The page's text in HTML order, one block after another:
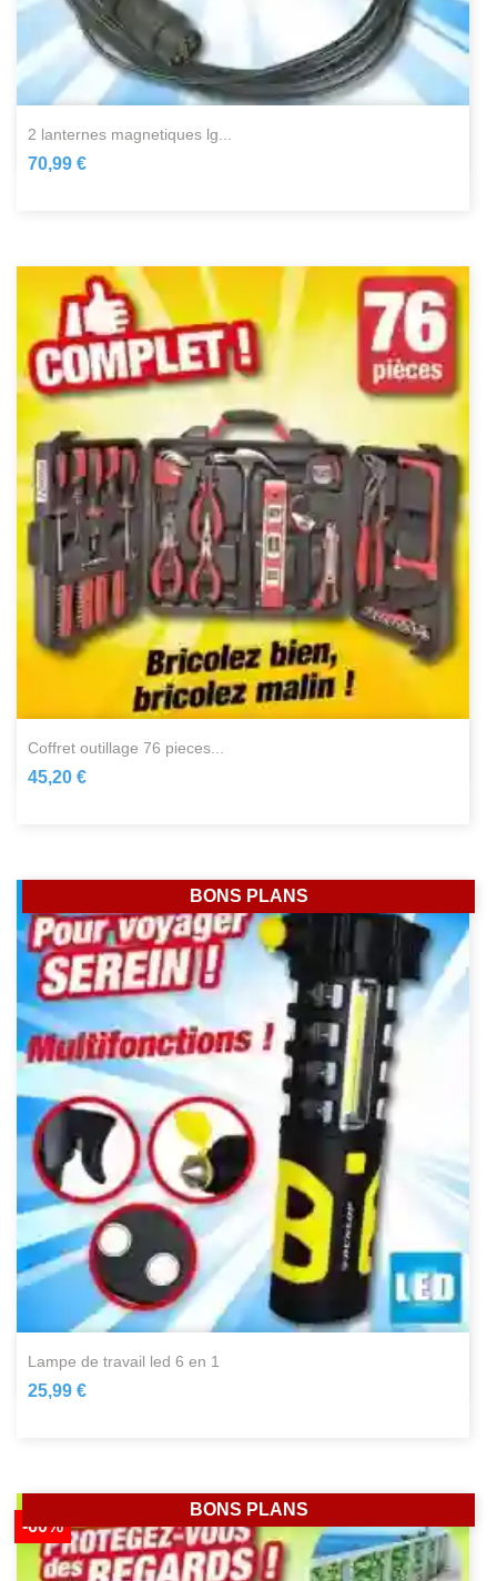
2 lanternes magnetiques lg...
70,99 €
coffret outillage 76 pieces...
45,20 €
lampe de travail led 6 en 1
25,99 €
BONS PLANS
-60%
BONS PLANS